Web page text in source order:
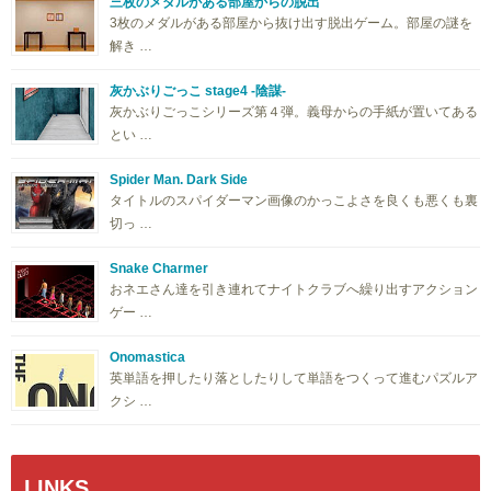
3枚のメダルがある部屋から抜け出す脱出ゲーム。部屋の謎を
解き …
灰かぶりごっこ stage4 -陰謀-
灰かぶりごっこシリーズ第４弾。義母からの手紙が置いてある
とい …
Spider Man. Dark Side
タイトルのスパイダーマン画像のかっこよさを良くも悪くも裏
切っ …
Snake Charmer
おネエさん達を引き連れてナイトクラブへ繰り出すアクション
ゲー …
Onomastica
英単語を押したり落としたりして単語をつくって進むパズルア
クシ …